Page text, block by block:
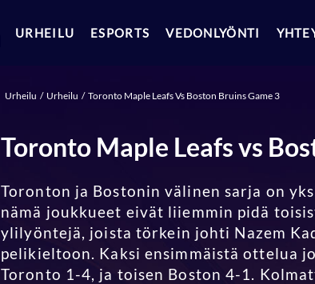
URHEILU ESPORTS VEDONLYÖNTI
Urheilu Urheilu Toronto Maple Leafs Vs Boston Bruins Game 3
Toronto Maple Leafs vs
Toronton ja Bostonin välinen sarja on
nämä joukkueet eivät liiemmin pidä
ylilyöntejä, joista törkein johti Nazem
pelikieltoon. Kaksi ensimmäistä ottelua
Toronto 1-4, ja toisen Boston 4-1.